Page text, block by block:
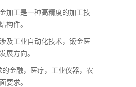
加工是一种高精度的加工技
构件。
及工业自动化技术，钣金医
展方向。
金融，医疗，工业仪器，农
要求。